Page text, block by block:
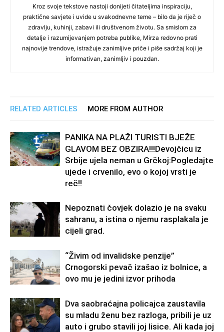
Kroz svoje tekstove nastoji donijeti čitateljima inspiraciju,
praktične savjete i uvide u svakodnevne teme – bilo da je riječ o
zdravlju, kuhinji, zabavi ili društvenom životu. Sa smislom za
detalje i razumijevanjem potreba publike, Mirza redovno prati
najnovije trendove, istražuje zanimljive priče i piše sadržaj koji je
informativan, zanimljiv i pouzdan.
RELATED ARTICLES MORE FROM AUTHOR
PANIKA NA PLAŽI TURISTI BJEŽE
GLAVOM BEZ OBZIRA!!!Devojčicu iz
Srbije ujela neman u Grčkoj:Pogledajte
ujede i crvenilo, evo o kojoj vrsti je
reč!!
Nepoznati čovjek dolazio je na svaku
sahranu, a istina o njemu rasplakala je
cijeli grad.
“Živim od invalidske penzije”
Crnogorski pevač izašao iz bolnice, a
ovo mu je jedini izvor prihoda
Dva saobraćajna policajca zaustavila
su mladu ženu bez razloga, pribili je uz
auto i grubo stavili joj lisice. Ali kada joj